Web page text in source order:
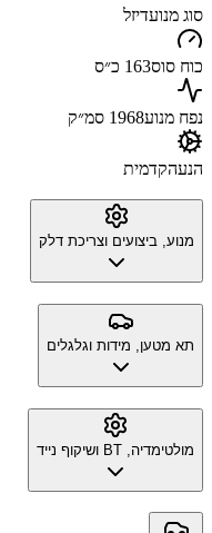
סוג מנועדיזל
כוח סוס163 כ״ס
נפח מנוע1968 סמ״ק
הנעהקדמית
מנוע, ביצועים וצריכת דלק
תא מטען, מידות וגלגלים
מולטימדיה, BT ושיקוף נייד